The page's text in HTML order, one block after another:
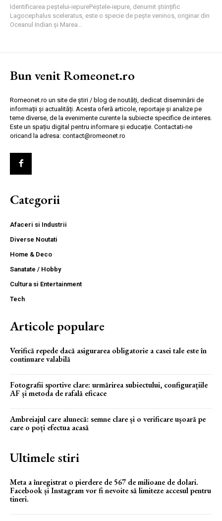
Identificarea peștelui-iepurePeștele-iepure, denumit științific
Lagocephalus sceleratus, este o specie de pește veninos, originar din
Oceanul Indian și Marea...
Bun venit Romeonet.ro
Romeonet.ro un site de știri / blog de noutăți, dedicat diseminării de
informații și actualități. Acesta oferă articole, reportaje și analize pe
teme diverse, de la evenimente curente la subiecte specifice de interes.
Este un spațiu digital pentru informare și educație. Contactati-ne
oricand la adresa: contact@romeonet.ro
Categorii
Afaceri si Industrii
Diverse Noutati
Home & Deco
Sanatate / Hobby
Cultura si Entertainment
Tech
Articole populare
Verifică repede dacă asigurarea obligatorie a casei tale este în
continuare valabilă
Fotografii sportive clare: urmărirea subiectului, configurațiile
AF și metoda de rafală eficace
Ambreiajul care alunecă: semne clare și o verificare ușoară pe
care o poți efectua acasă
Ultimele stiri
Meta a înregistrat o pierdere de 567 de milioane de dolari.
Facebook și Instagram vor fi nevoite să limiteze accesul pentru
tineri.